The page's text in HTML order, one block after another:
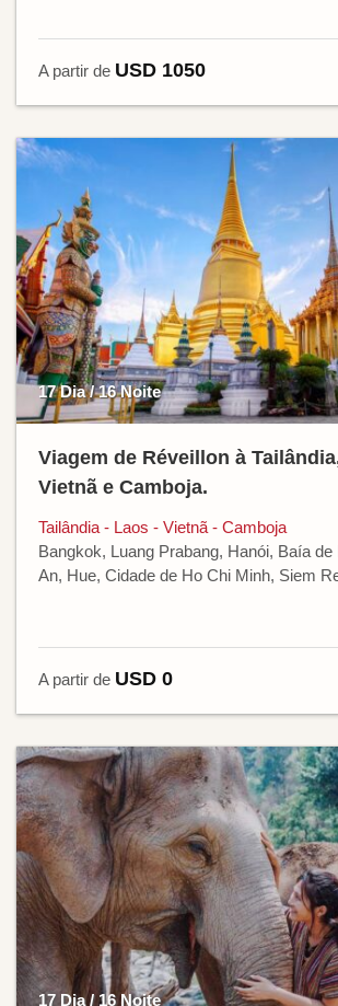
A partir de USD 1050
17 Dia / 16 Noite
Viagem de Réveillon à
Vietnã e Camboja.
Tailândia - Laos - Vietnã - Camboja
Bangkok, Luang Prabang, Hanói, Baía de
An, Hue, Cidade de Ho Chi Minh, Siem
A partir de USD 0
17 Dia / 16 Noite